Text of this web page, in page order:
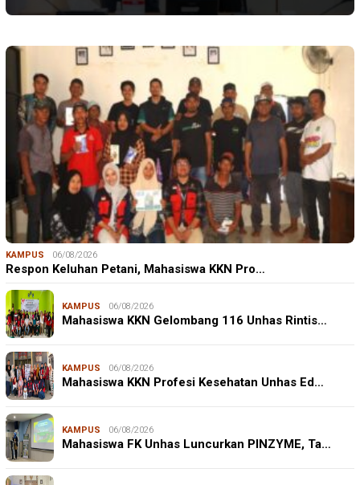
KAMPUS 06/08/2026
Respon Keluhan Petani, Mahasiswa KKN Pro…
KAMPUS 06/08/2026
Mahasiswa KKN Gelombang 116 Unhas Rintis…
KAMPUS 06/08/2026
Mahasiswa KKN Profesi Kesehatan Unhas Ed…
KAMPUS 06/08/2026
Mahasiswa FK Unhas Luncurkan PINZYME, Ta…